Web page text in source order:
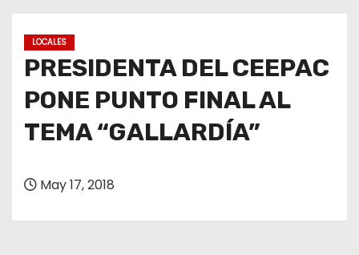
LOCALES
PRESIDENTA DEL CEEPAC
PONE PUNTO FINAL AL
TEMA “GALLARDÍA”
May 17, 2018